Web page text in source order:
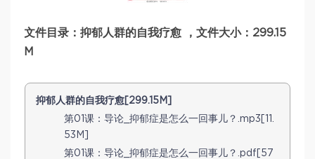
文件目录：抑郁人群的自我疗愈 ，文件大小：299.15
M
抑郁人群的自我疗愈[299.15M]
第01课：导论_抑郁症是怎么一回事儿？.mp3[11.
53M]
第01课：导论_抑郁症是怎么一回事儿？.pdf[57